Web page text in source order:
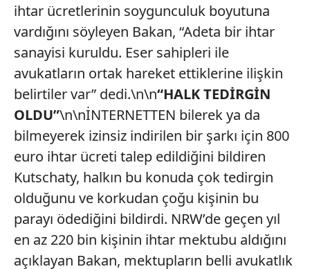
ihtar ücretlerinin soygunculuk boyutuna
vardığını söyleyen Bakan, “Adeta bir ihtar
sanayisi kuruldu. Eser sahipleri ile
avukatların ortak hareket ettiklerine ilişkin
belirtiler var” dedi.\n\n“HALK TEDİRGİN
OLDU”\n\nİNTERNETTEN bilerek ya da
bilmeyerek izinsiz indirilen bir şarkı için 800
euro ihtar ücreti talep edildiğini bildiren
Kutschaty, halkın bu konuda çok tedirgin
olduğunu ve korkudan çoğu kişinin bu
parayı ödediğini bildirdi. NRW’de geçen yıl
en az 220 bin kişinin ihtar mektubu aldığını
açıklayan Bakan, mektupların belli avukatlık